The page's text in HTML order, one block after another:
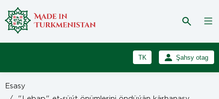
TK
RU
Şahsy otag
Esasy